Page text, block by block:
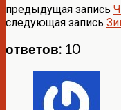
предыдущая запись
следующая запись
ответов: 10